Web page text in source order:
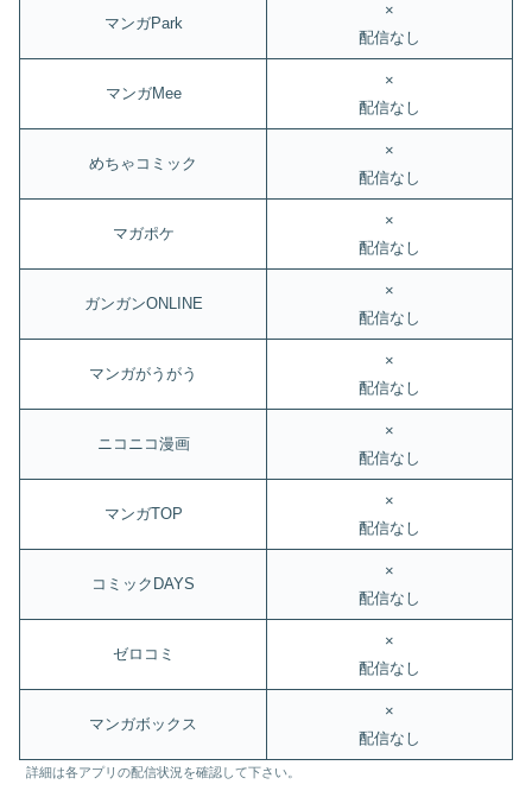
マンガPark
×
配信なし
マンガMee
×
配信なし
めちゃコミック
×
配信なし
マガポケ
×
配信なし
ガンガンONLINE
×
配信なし
マンガがうがう
×
配信なし
ニコニコ漫画
×
配信なし
マンガTOP
×
配信なし
コミックDAYS
×
配信なし
ゼロコミ
×
配信なし
マンガボックス
×
配信なし
詳細は各アプリの配信状況を確認して下さい。